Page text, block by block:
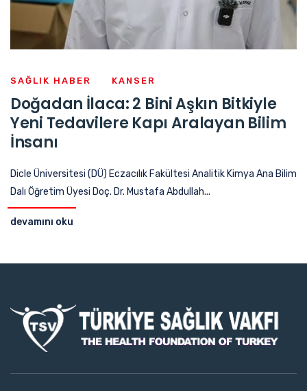
SAĞLIK HABER KANSER
Doğadan İlaca: 2 Bini Aşkın Bitkiyle
Yeni Tedavilere Kapı Aralayan Bilim
İnsanı
Dicle Üniversitesi (DÜ) Eczacılık Fakültesi Analitik Kimya Ana Bilim
Dalı Öğretim Üyesi Doç. Dr. Mustafa Abdullah...
devamını oku